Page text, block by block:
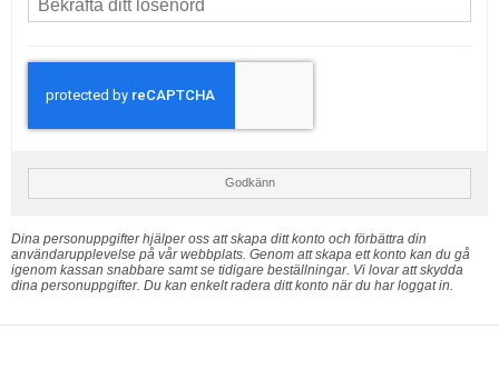
Godkänn
Dina personuppgifter hjälper oss att skapa ditt konto och förbättra din
användarupplevelse på vår webbplats. Genom att skapa ett konto kan du gå
igenom kassan snabbare samt se tidigare beställningar. Vi lovar att skydda
dina personuppgifter. Du kan enkelt radera ditt konto när du har loggat in.